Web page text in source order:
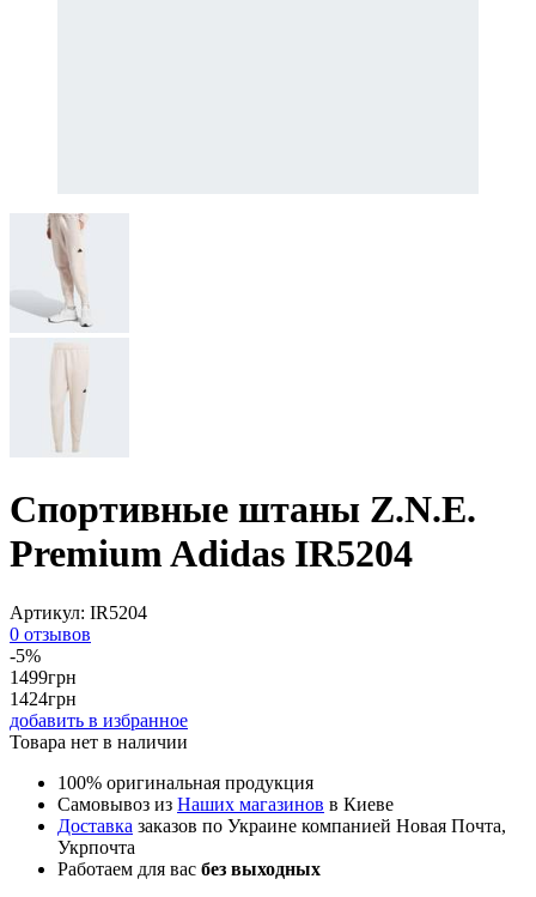
Спортивные штаны Z.N.E.
Premium Adidas IR5204
Артикул: IR5204
0 отзывов
-5%
1499грн
1424грн
добавить в избранное
Товара нет в наличии
100% оригинальная продукция
Самовывоз из Наших магазинов в Киеве
Доставка заказов по Украине компанией Новая Почта,
Укрпочта
Работаем для вас без выходных